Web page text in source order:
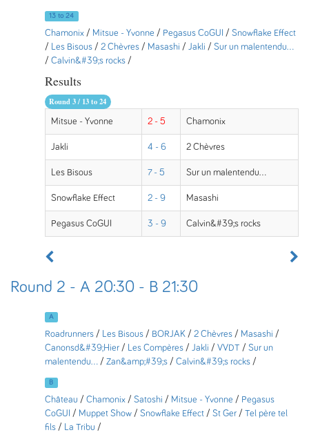
13 to 24
Chamonix / Mitsue - Yvonne / Pegasus CoGUI / Snowflake Effect
/ Les Bisous / 2 Chèvres / Masashi / Jakli / Sur un malentendu...
/ Calvin&#39;s rocks /
Results
Round 3 / 13 to 24
Mitsue - Yvonne 2 - 5 Chamonix
Jakli 4 - 6 2 Chèvres
Les Bisous 7 - 5 Sur un malentendu...
Snowflake Effect 2 - 9 Masashi
Pegasus CoGUI 3 - 9 Calvin&#39;s rocks
Round 2 - A 20:30 - B 21:30
A
Roadrunners / Les Bisous / BORJAK / 2 Chèvres / Masashi /
Canonsd&#39;Hier / Les Compères / Jakli / VVDT / Sur un
malentendu... / Zan&amp;#39;s / Calvin&#39;s rocks /
B
Château / Chamonix / Satoshi / Mitsue - Yvonne / Pegasus
CoGUI / Muppet Show / Snowflake Effect / St Ger / Tel père tel
fils / La Tribu /